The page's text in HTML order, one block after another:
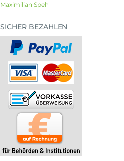
Maximilian Speh
SICHER BEZAHLEN